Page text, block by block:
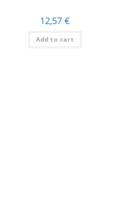
12,57 €
Add to cart